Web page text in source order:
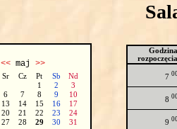
<< maj >>
Sr Cz Pt Sb
Nd
1
2
3
6 7 8 9
10
13 14 15 16
17
20 21 22 23
24
27 28 29 30 31
Godzina
rozpoczęcia
7
8
9